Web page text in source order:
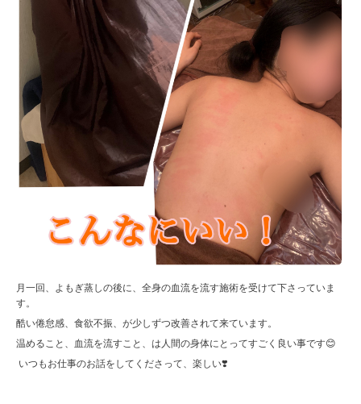
月一回、よもぎ蒸しの後に、全身の血流を流す施術を受けて下さっていま
す。
酷い倦怠感、食欲不振、が少しずつ改善されて来ています。
温めること、血流を流すこと、は人間の身体にとってすごく良い事です😊
いつもお仕事のお話をしてくださって、楽しい❣️